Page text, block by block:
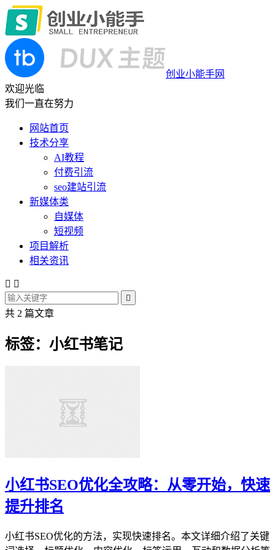
创业小能手网
欢迎光临
我们一直在努力
网站首页
技术分享
AI教程
付费引流
seo建站引流
新媒体类
自媒体
短视频
项目解析
相关资讯
 

共 2 篇文章
标签：小红书笔记
小红书SEO优化全攻略：从零开始，快速
提升排名
小红书SEO优化的方法，实现快速排名。本文详细介绍了关键